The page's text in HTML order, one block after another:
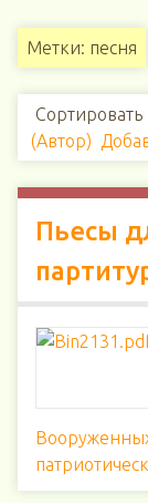
Метки: песня
Сортировать
(Автор)
Пьесы